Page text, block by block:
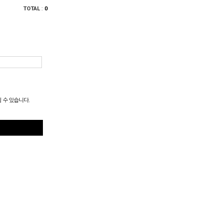
TOTAL : 0
수 있습니다.